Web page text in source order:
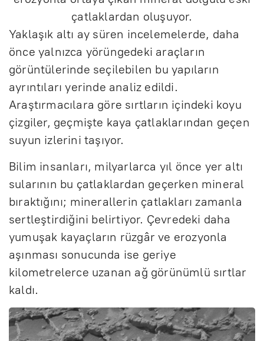
çatlaklardan oluşuyor.
Yaklaşık altı ay süren incelemelerde, daha
önce yalnızca yörüngedeki araçların
görüntülerinde seçilebilen bu yapıların
ayrıntıları yerinde analiz edildi.
Araştırmacılara göre sırtların içindeki koyu
çizgiler, geçmişte kaya çatlaklarından geçen
suyun izlerini taşıyor.
Bilim insanları, milyarlarca yıl önce yer altı
sularının bu çatlaklardan geçerken mineral
bıraktığını; minerallerin çatlakları zamanla
sertleştirdiğini belirtiyor. Çevredeki daha
yumuşak kayaçların rüzgâr ve erozyonla
aşınması sonucunda ise geriye
kilometrelerce uzanan ağ görünümlü sırtlar
kaldı.